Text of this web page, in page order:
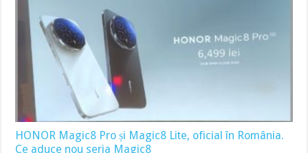
HONOR Magic8 Pro și Magic8 Lite, oficial în România.
Ce aduce nou seria Magic8